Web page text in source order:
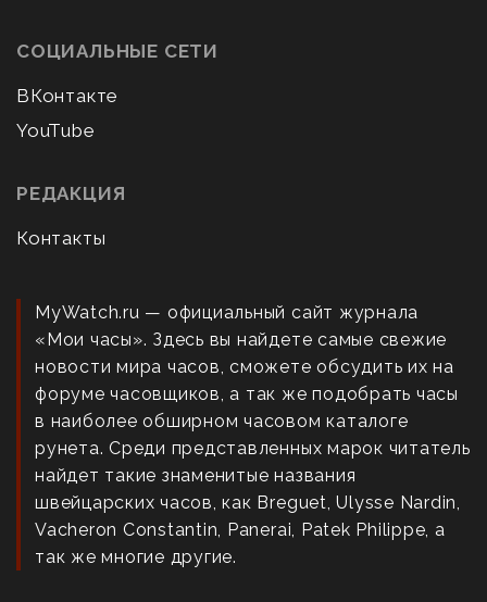
СОЦИАЛЬНЫЕ СЕТИ
ВКонтакте
YouTube
РЕДАКЦИЯ
Контакты
MyWatch.ru — официальный сайт журнала
«Мои часы». Здесь вы найдете самые свежие
новости мира часов, сможете обсудить их на
форуме часовщиков, а так же подобрать часы
в наиболее обширном часовом каталоге
рунета. Среди представленных марок читатель
найдет такие знаменитые названия
швейцарских часов, как Breguet, Ulysse Nardin,
Vacheron Constantin, Panerai, Patek Philippe, а
так же многие другие.